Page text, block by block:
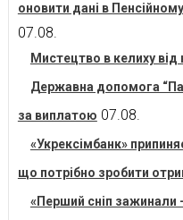
оновити дані в
07.08.
Мистецтво в келиху
Державна допомога
за виплатою 07.08.
«Укрексімбанк»
що потрібно зробити
«Перший сніп зажинали